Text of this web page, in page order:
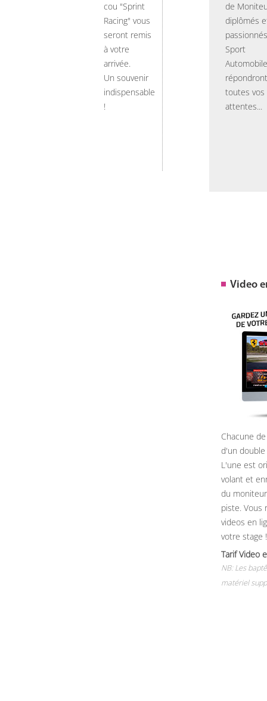
cou "Sprint
Racing" vous
seront remis
à votre
arrivée.
Un souvenir
indispensable
!
de
diplômés
Sport
Automobile
toutes vos
attentes...
Video
Chacune
d'un
L'une est
volant et
du
piste. Vous
videos en
votre stage !
Tarif Video
NB: Les
matériel